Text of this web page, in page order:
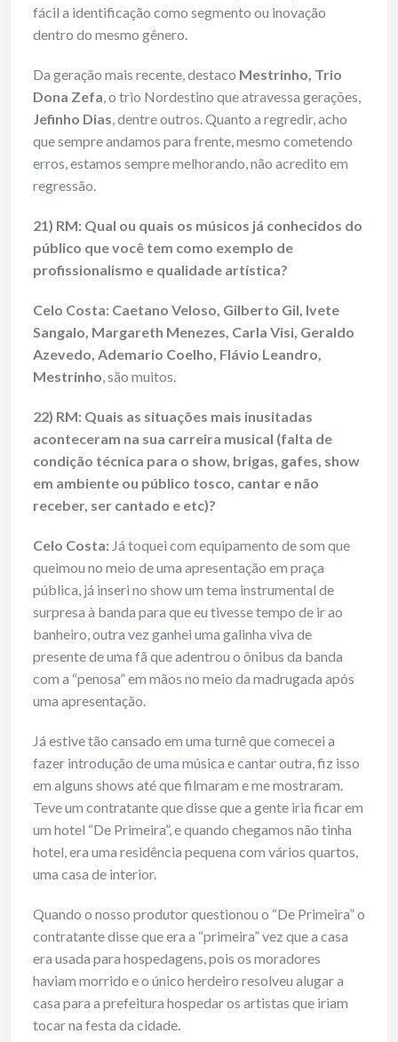
fácil a identificação como segmento ou inovação
dentro do mesmo gênero.
Da geração mais recente, destaco Mestrinho, Trio
Dona Zefa, o trio Nordestino que atravessa gerações,
Jefinho Dias, dentre outros. Quanto a regredir, acho
que sempre andamos para frente, mesmo cometendo
erros, estamos sempre melhorando, não acredito em
regressão.
21) RM: Qual ou quais os músicos já conhecidos do
público que você tem como exemplo de
profissionalismo e qualidade artística?
Celo Costa: Caetano Veloso, Gilberto Gil, Ivete
Sangalo, Margareth Menezes, Carla Visi, Geraldo
Azevedo, Ademario Coelho, Flávio Leandro,
Mestrinho, são muitos.
22) RM: Quais as situações mais inusitadas
aconteceram na sua carreira musical (falta de
condição técnica para o show, brigas, gafes, show
em ambiente ou público tosco, cantar e não
receber, ser cantado e etc)?
Celo Costa: Já toquei com equipamento de som que
queimou no meio de uma apresentação em praça
pública, já inseri no show um tema instrumental de
surpresa à banda para que eu tivesse tempo de ir ao
banheiro, outra vez ganhei uma galinha viva de
presente de uma fã que adentrou o ônibus da banda
com a “penosa” em mãos no meio da madrugada após
uma apresentação.
Já estive tão cansado em uma turnê que comecei a
fazer introdução de uma música e cantar outra, fiz isso
em alguns shows até que filmaram e me mostraram.
Teve um contratante que disse que a gente iria ficar em
um hotel “De Primeira”, e quando chegamos não tinha
hotel, era uma residência pequena com vários quartos,
uma casa de interior.
Quando o nosso produtor questionou o “De Primeira” o
contratante disse que era a “primeira” vez que a casa
era usada para hospedagens, pois os moradores
haviam morrido e o único herdeiro resolveu alugar a
casa para a prefeitura hospedar os artistas que iriam
tocar na festa da cidade.